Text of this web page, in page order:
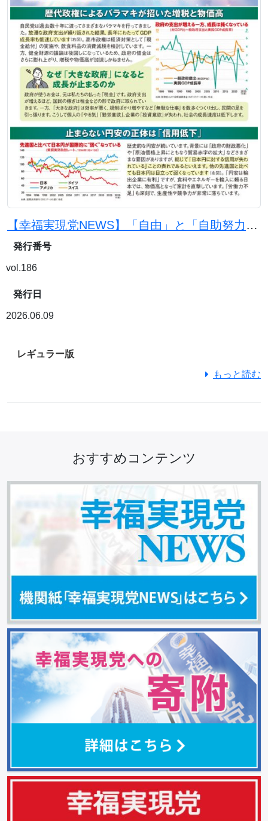
【幸福実現党NEWS】「自由」と「自助努力」で日本を豊かに
発行番号
vol.186
発行日
2026.06.09
レギュラー版
もっと読む
おすすめコンテンツ